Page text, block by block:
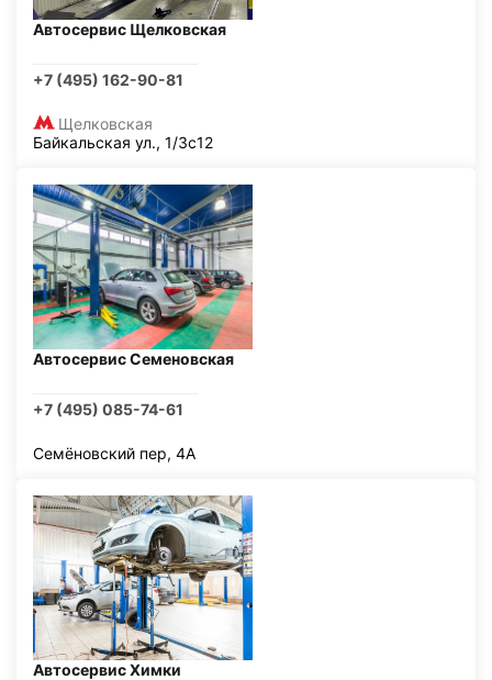
Автосервис Щелковская
+7 (495) 162-90-81
Щелковская
Байкальская ул., 1/3с12
Автосервис Семеновская
+7 (495) 085-74-61
Семёновский пер, 4А
Автосервис Химки